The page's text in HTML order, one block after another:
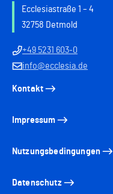
Ecclesiastraße 1 – 4
32758 Detmold
+49 5231 603-0
info@ecclesia.de
Kontakt
Impressum
Nutzungsbedingungen
Datenschutz